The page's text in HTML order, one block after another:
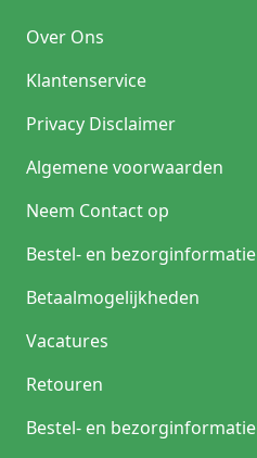
Over Ons
Klantenservice
Privacy Disclaimer
Algemene voorwaarden
Neem Contact op
Bestel- en bezorginformatie
Betaalmogelijkheden
Vacatures
Retouren
Bestel- en bezorginformatie